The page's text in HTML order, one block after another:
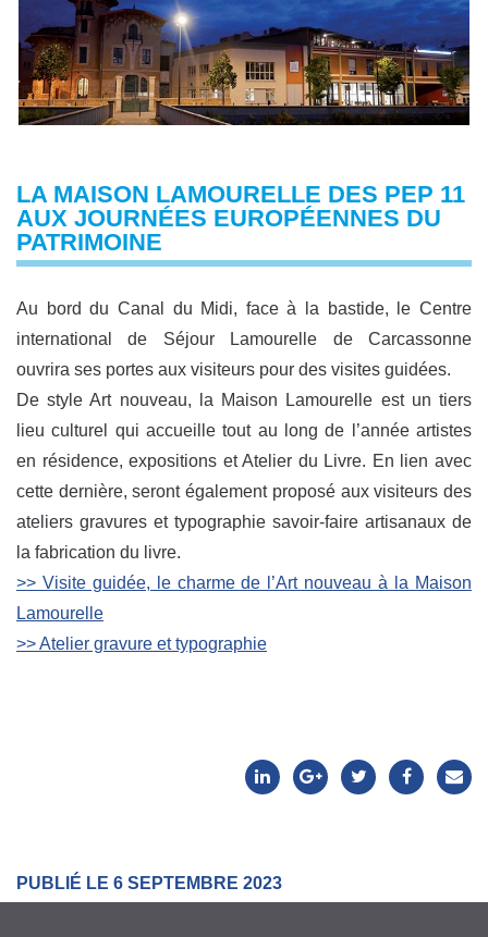
LA MAISON LAMOURELLE DES PEP 11
AUX JOURNÉES EUROPÉENNES DU
PATRIMOINE
Au bord du Canal du Midi, face à la bastide, le Centre
international de Séjour Lamourelle de Carcassonne
ouvrira ses portes aux visiteurs pour des visites guidées.
De style Art nouveau, la Maison Lamourelle est un tiers
lieu culturel qui accueille tout au long de l’année artistes
en résidence, expositions et Atelier du Livre. En lien avec
cette dernière, seront également proposé aux visiteurs des
ateliers gravures et typographie savoir-faire artisanaux de
la fabrication du livre.
>> Visite guidée, le charme de l’Art nouveau à la Maison
Lamourelle
>> Atelier gravure et typographie
PUBLIÉ LE 6 SEPTEMBRE 2023